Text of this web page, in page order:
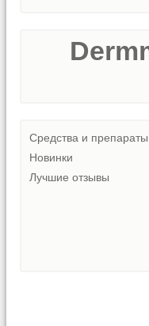
Средства и препараты
Новинки
Лучшие отзывы